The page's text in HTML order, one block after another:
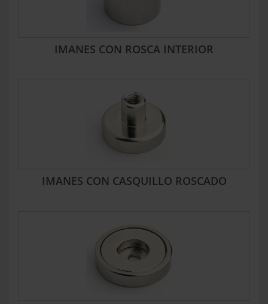
IMANES CON ROSCA INTERIOR
IMANES CON CASQUILLO ROSCADO